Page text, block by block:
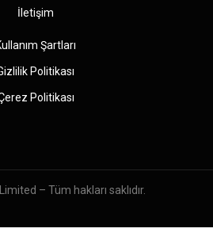
İletişim
Şartları
Politikası
Politikası
– Tüm hakları saklıdır.